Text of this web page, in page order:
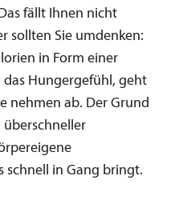
fällt Ihnen nicht
sollten Sie umdenken:
in Form einer
Hungergefühl, geht
nehmen ab. Der Grund
überschneller
schnell in Gang bringt.